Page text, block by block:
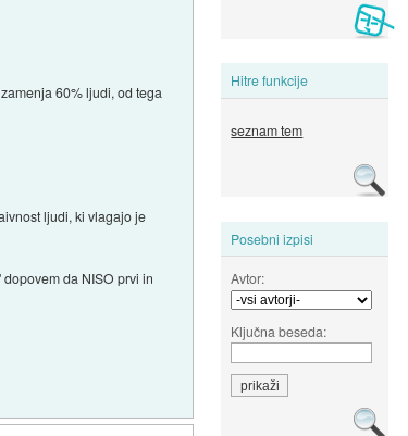
Hitre funkcije
seznam tem
Posebni izpisi
Avtor:
Ključna beseda:
60% ljudi, od tega
ljudi, ki vlagajo je
da NISO prvi in